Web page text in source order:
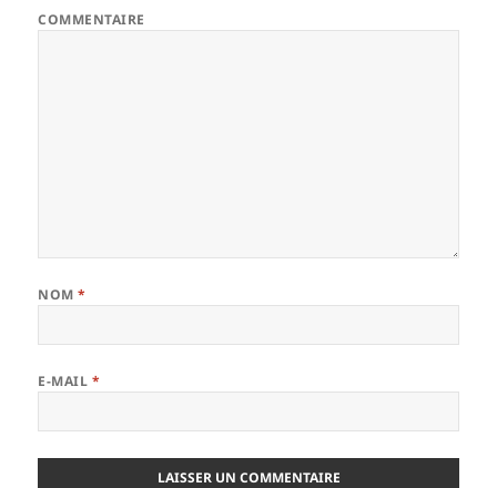
COMMENTAIRE
NOM*
E-MAIL *